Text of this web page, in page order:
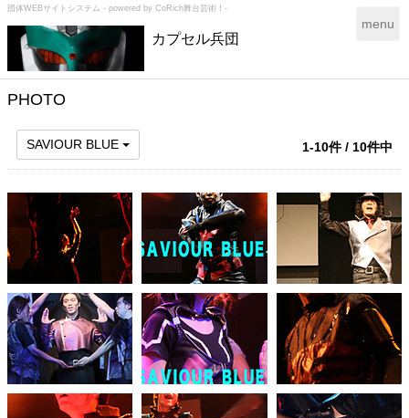
団体WEBサイトシステム - powered by CoRich舞台芸術！-
カプセル兵団
T
g
a
v
g
a
t
i
o
n
menu
PHOTO
SAVIOUR BLUE 1-10件 / 10件中